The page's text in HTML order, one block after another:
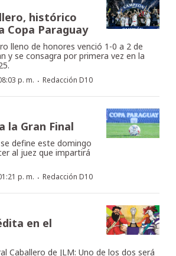
histórico
Copa Paraguay
lleno de honores venció 1-0 a 2 de
y se consagra por primera vez en la
p. m. · Redacción D10
la Gran Final
define este domingo
al juez que impartirá
p. m. · Redacción D10
en el
Caballero de JLM: Uno de los dos será